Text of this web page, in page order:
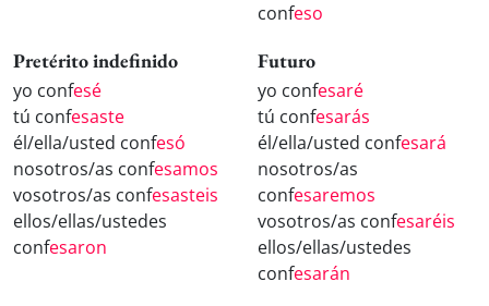
confeso
Pretérito indefinido
yo confesé
tú confesaste
él/ella/usted confesó
nosotros/as confesamos
vosotros/as confesasteis
ellos/ellas/ustedes
confesaron
Futuro
yo confesaré
tú confesarás
él/ella/usted confesará
nosotros/as
confesaremos
vosotros/as confesaréis
ellos/ellas/ustedes
confesarán